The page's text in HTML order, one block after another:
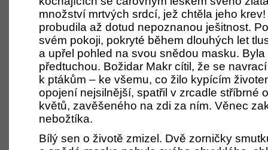
množství mrtvých srdcí, jež chtěla jeho
probudila až dotud nepoznanou ješitnost.
svém pokoji, pokryté během dlouhých let
a upřel pohled na svou snědou masku.
předtuchou. Božidar Makr cítil, že se
k ptákům – ke všemu, co žilo kypícím
opojení nejsilnější, spatřil v zrcadle stříbrné
květů, zavěšeného na zdi za ním. Věnec
nebožtíka.
Bílý sen o životě zmizel. Dvě zorničky